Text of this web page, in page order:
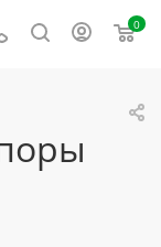
0